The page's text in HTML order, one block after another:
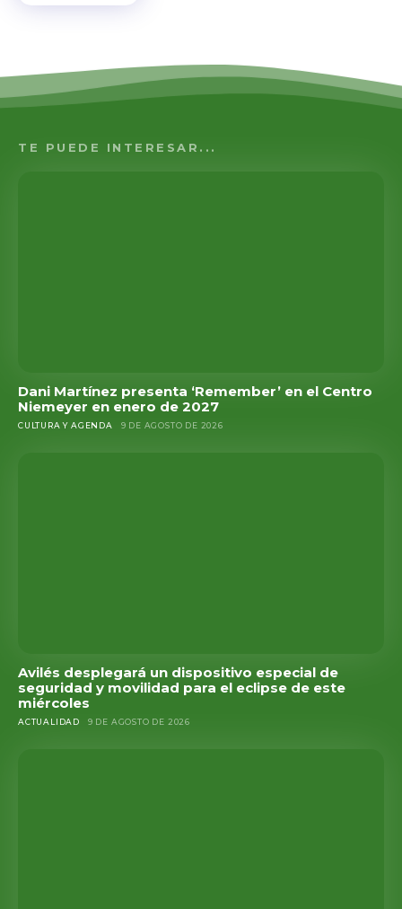
TE PUEDE INTERESAR...
Dani Martínez presenta ‘Remember’ en el Centro
Niemeyer en enero de 2027
CULTURA Y AGENDA 9 DE AGOSTO DE 2026
Avilés desplegará un dispositivo especial de
seguridad y movilidad para el eclipse de este
miércoles
ACTUALIDAD 9 DE AGOSTO DE 2026